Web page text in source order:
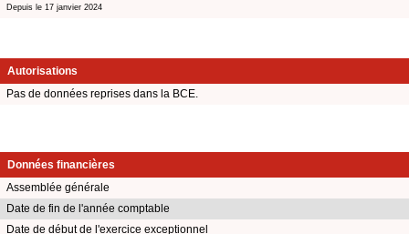
Depuis le 17 janvier 2024
Autorisations
Pas de données reprises dans la BCE.
Données financières
Assemblée générale
Date de fin de l'année comptable
Date de début de l'exercice exceptionnel